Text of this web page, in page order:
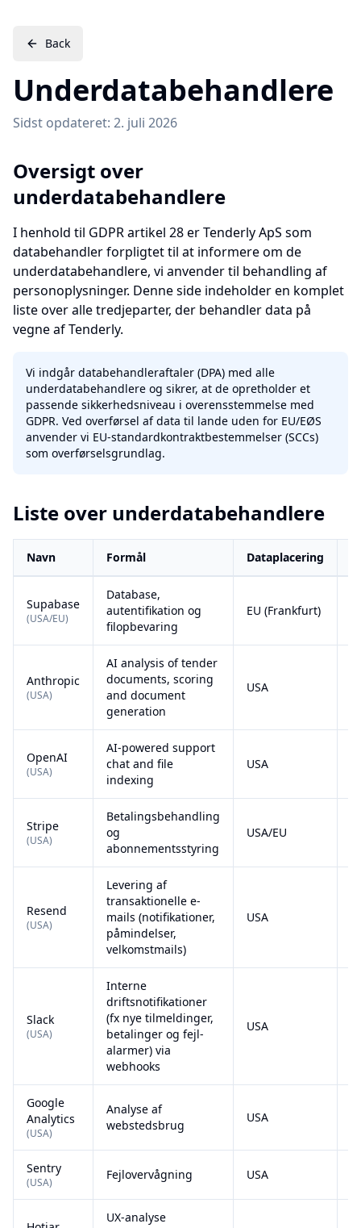
Back
Underdatabehandlere
Sidst opdateret: 2. juli 2026
Oversigt over
underdatabehandlere
I henhold til GDPR artikel 28 er Tenderly ApS som
databehandler forpligtet til at informere om de
underdatabehandlere, vi anvender til behandling af
personoplysninger. Denne side indeholder en komplet
liste over alle tredjeparter, der behandler data på
vegne af Tenderly.
Vi indgår databehandleraftaler (DPA) med alle
underdatabehandlere og sikrer, at de opretholder et
passende sikkerhedsniveau i overensstemmelse med
GDPR. Ved overførsel af data til lande uden for EU/EØS
anvender vi EU-standardkontraktbestemmelser (SCCs)
som overførselsgrundlag.
Liste over underdatabehandlere
Navn Formål Dataplacering
Supabase
(USA/EU)
Database,
autentifikation og
filopbevaring
EU (Frankfurt)
Anthropic
(USA)
AI analysis of tender
documents, scoring
and document
generation
USA
OpenAI
(USA)
AI-powered support
chat and file
indexing
USA
Stripe
(USA)
Betalingsbehandling
og
abonnementsstyring
USA/EU
Resend
(USA)
Levering af
transaktionelle e-
mails (notifikationer,
påmindelser,
velkomstmails)
USA
Slack
(USA)
Interne
driftsnotifikationer
(fx nye tilmeldinger,
betalinger og fejl-
alarmer) via
webhooks
USA
Google
Analytics
(USA)
Analyse af
webstedsbrug
USA
Sentry
(USA)
Fejlovervågning USA
UX-analyse